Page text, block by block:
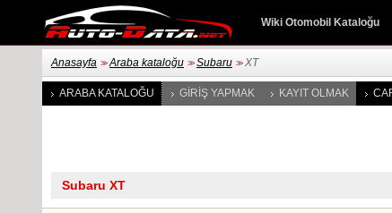
Wiki Otomobil Kataloğu
Anasayfa >> Araba kataloğu >> Subaru >> XT
ARABA KATALOĞU GIRIŞ YAPMAK KAYIT OLMAK